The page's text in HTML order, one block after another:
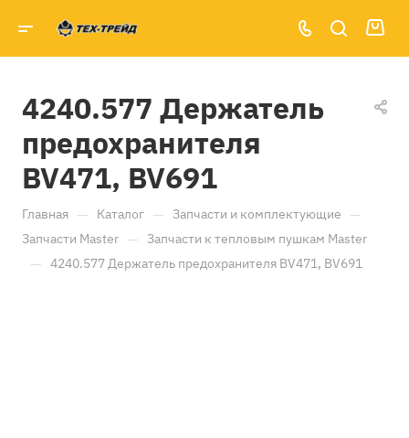
4240.577 Держатель
предохранителя
BV471, BV691
Главная — Каталог — Запчасти и комплектующие —
Запчасти Master — Запчасти к тепловым пушкам Master
— 4240.577 Держатель предохранителя BV471, BV691